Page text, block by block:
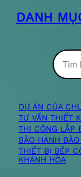
DANH
m
k
i
ế
DỰ ÁN CỦA
TƯ VẤN THIẾT
THI CÔNG LẮP
BẢO HÀNH BẢO
THIẾT BỊ BẾP
KHÁNH HÒA